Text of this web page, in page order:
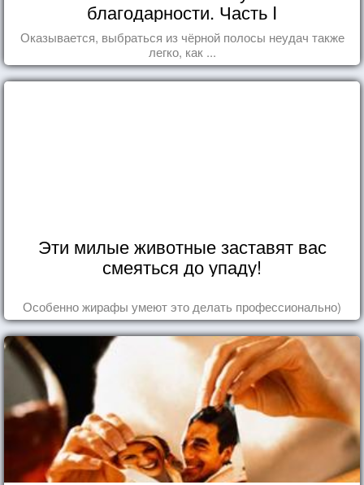
благодарности. Часть I
Оказывается, выбраться из чёрной полосы неудач также
легко, как ...
Эти милые животные заставят вас
смеяться до упаду!
Особенно жирафы умеют это делать профессионально)